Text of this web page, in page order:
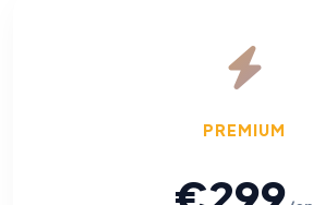
PREMIUM